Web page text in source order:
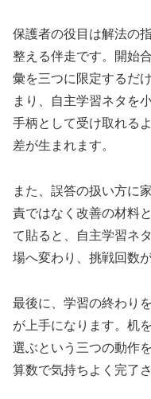
保護者の役目は解法の
整える伴走です。開始
彙を三つに限定するだ
まり、自主学習ネタを
手柄として受け取れる
差が生まれます。
また、誤答の扱い方に
責ではなく改善の材料
て貼ると、自主学習ネ
場へ変わり、挑戦回数
最後に、学習の終わり
が上手になります。机
選ぶという三つの動作
算数で気持ちよく完了